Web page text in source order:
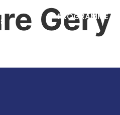
PROGRAMME
Gery